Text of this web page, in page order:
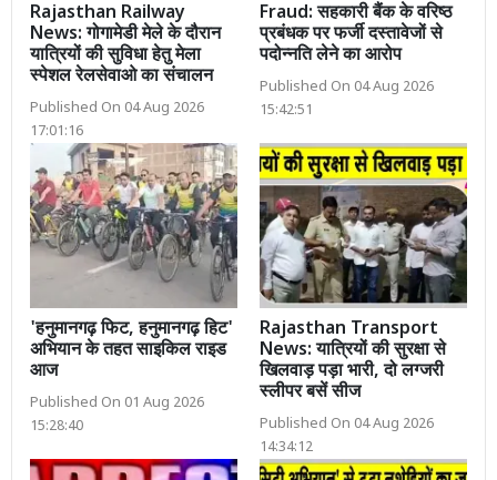
Rajasthan Railway
News: गोगामेडी मेले के दौरान
यात्रियों की सुविधा हेतु मेला
स्पेशल रेलसेवाओ का संचालन
Published On 04 Aug 2026
17:01:16
Fraud: सहकारी बैंक के वरिष्ठ
प्रबंधक पर फर्जी दस्तावेजों से
पदोन्नति लेने का आरोप
Published On 04 Aug 2026
15:42:51
'हनुमानगढ़ फिट, हनुमानगढ़ हिट'
अभियान के तहत साइकिल राइड
आज
Published On 01 Aug 2026
15:28:40
Rajasthan Transport
News: यात्रियों की सुरक्षा से
खिलवाड़ पड़ा भारी, दो लग्जरी
स्लीपर बसें सीज
Published On 04 Aug 2026
14:34:12